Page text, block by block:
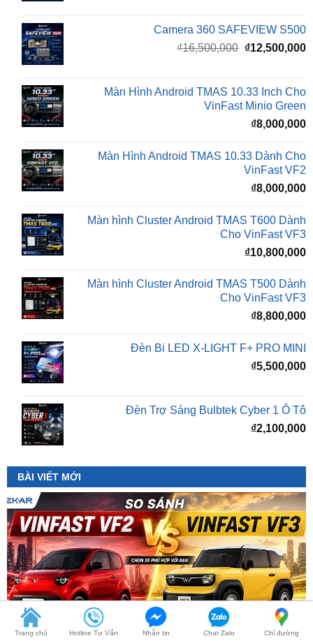
gốc
₫16,500,000.
Màn Hình Android TMAS 10.33 Inch Cho
₫8,000,000
Màn Hình Android TMAS 10.33 Dành Cho
₫8,000,000
Màn hình Cluster Android TMAS T600 Dành
₫10,800,000
Màn hình Cluster Android TMAS T500 Dành
Cho VinFast VF3
₫8,800,000
Đèn Bi LED X-LIGHT F+ PRO MINI
Đèn Trợ Sáng Bulbtek Cyber 1 Ô Tô
BÀI VIẾT MỚI
So Sánh VinFast VF2 Với VinFast VF3 Chi Tiết
Trang chủ Hotline Tư Vấn Nhắn tin Chat Zalo Chỉ đường